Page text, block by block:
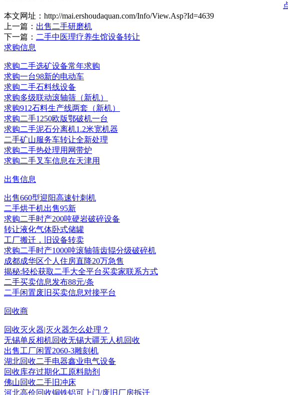
本文网址： http://mai.ershoudaquan.com/Info/View.Asp?Id=4639
上一篇： 出售二手研磨机
下一篇： 二手中医理疗养生馆设备转让
求购信息
求购二手选矿设备常年求购
求购一台98新的电动车
求购二手石料线设备
求购多级联动滚轴筛（新机）
求购912石料生产线两套（新机）
求购二手1250欧版鄂破机一台
求购二手泥石分离机1.2米宽机器
二手矿山服务车转让全新处理
求购二手热处理用网带炉
求购二手叉车信息在天津用
出售信息
出售660型迎阳高速针刺机
二手烘干机出售95新
求购二手时产200吨硬岩破碎设备
转让液化气体卧式储罐
工厂搬迁，旧设备转卖
求购二手时产1000吨滚轴筛齿辊分级破碎机
成都成华区个人住房直降20万急售
揭秘:轻松获取二手大全平台买卖家联系方式
二手买卖信息发布88元/条
二手闲置废旧买卖信息对接平台
回收商
回收灭火器|灭火器怎么处理？
无锡单反相机回收无锡大疆无人机回收
出售工厂闲置2060-3雕刻机
湖北回收二手电器鑫业电气设备
回收库存过期化工原料助剂
佛山回收二手旧冲床
河北高价回收铜铁铝可上门/废旧厂房拆迁